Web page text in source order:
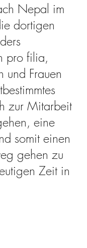
Nepal im
dortigen
pro filia,
und Frauen
zur Mitarbeit
eine
somit einen
gehen zu
Zeit in